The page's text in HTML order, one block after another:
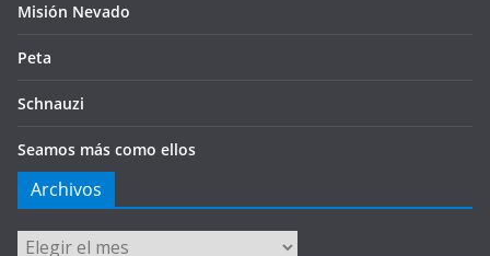
Misión Nevado
Peta
Schnauzi
Seamos más como ellos
Archivos
Archivos